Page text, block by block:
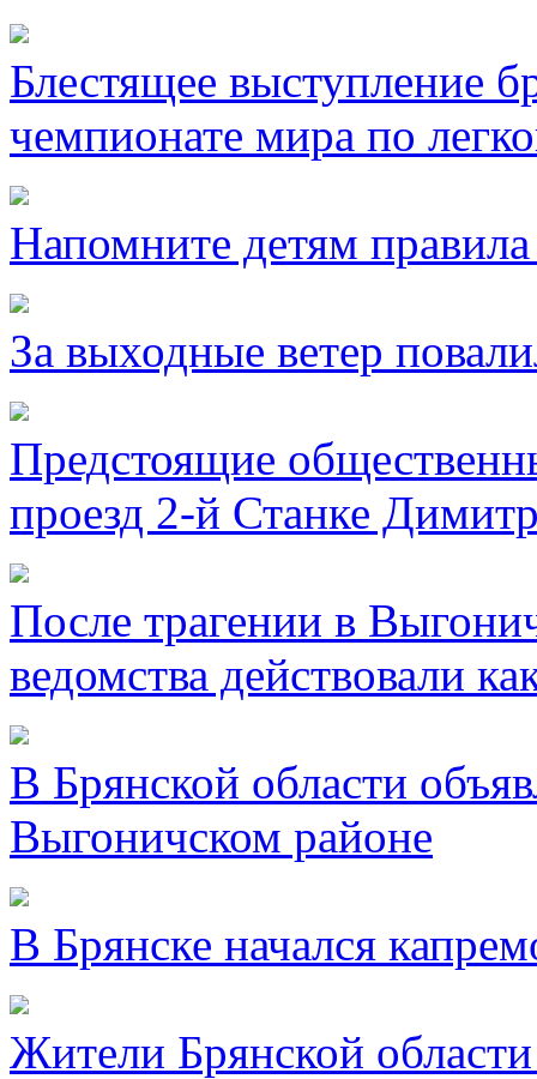
Блестящее выступление
чемпионате мира по
Напомните детям
За выходные ветер
Предстоящие
проезд 2-й Станке
После трагении в
ведомства действовали
В Брянской области
Выгоничском районе
В Брянске начался
Жители Брянской